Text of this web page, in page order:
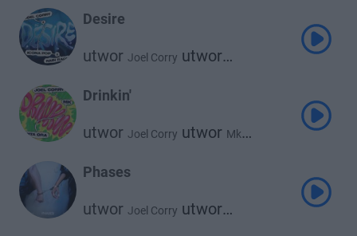
Desire
utwor Joel Corry utwor
Drinkin'
utwor Joel Corry utwor Mk
Phases
utwor Joel Corry utwor